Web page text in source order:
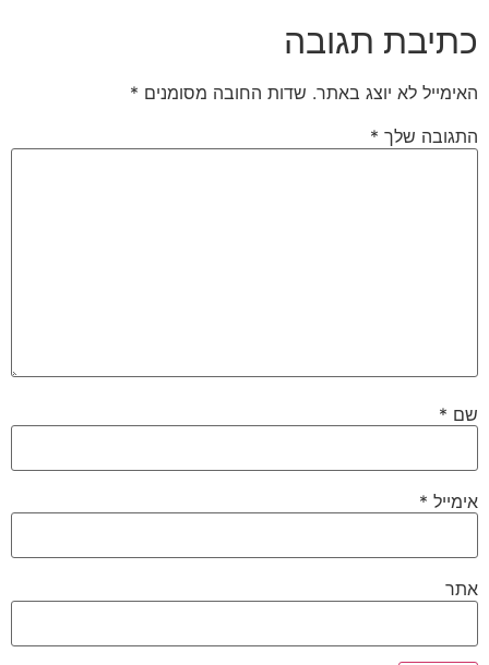
כתיבת תגובה
האימייל לא יוצג באתר. שדות החובה מסומנים *
התגובה שלך *
שם *
אימייל *
אתר